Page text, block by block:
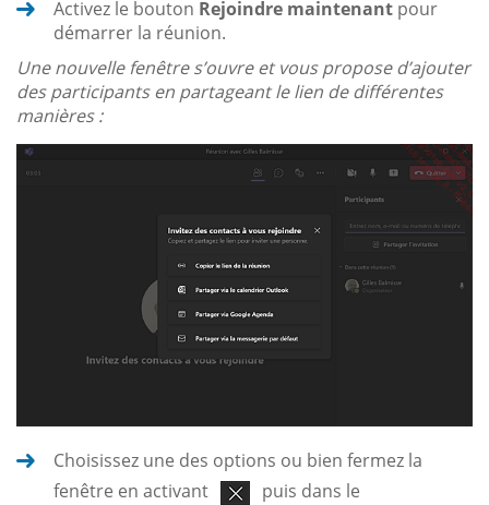
Activez le bouton Rejoindre maintenant pour
démarrer la réunion.
Une nouvelle fenêtre s’ouvre et vous propose d’ajouter
des participants en partageant le lien de différentes
manières :
Choisissez une des options ou bien fermez la
fenêtre en activant
puis dans le